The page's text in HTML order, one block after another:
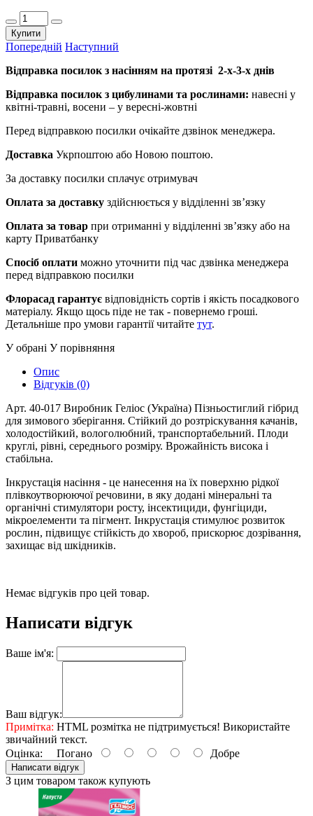
Купити
Попередній Наступний
Відправка посилок з насінням на протязі 2-х-3-х днів
Відправка посилок з цибулинами та рослинами: навесні у
квітні-травні, восени – у вересні-жовтні
Перед відправкою посилки очікайте дзвінок менеджера.
Доставка Укрпоштою або Новою поштою.
За доставку посилки сплачує отримувач
Оплата за доставку здійснюється у відділенні зв’язку
Оплата за товар при отриманні у відділенні зв’язку або на
карту Приватбанку
Спосіб оплати можно уточнити під час дзвінка менеджера
перед відправкою посилки
Флорасад гарантує відповідність сортів і якість посадкового
матеріалу. Якщо щось піде не так - повернемо гроші.
Детальніше про умови гарантії читайте тут.
У обрані У порівняння
Опис
Відгуків (0)
Арт. 40-017 Виробник Геліос (Україна) Пізньостиглий гібрид
для зимового зберігання. Стійкий до розтріскування качанів,
холодостійкий, вологолюбний, транспортабельний. Плоди
круглі, рівні, середнього розміру. Врожайність висока і
стабільна.
Інкрустація насіння - це нанесення на їх поверхню рідкої
плівкоутворюючої речовини, в яку додані мінеральні та
органічні стимулятори росту, інсектициди, фунгіциди,
мікроелементи та пігмент. Інкрустація стимулює розвиток
рослин, підвищує стійкість до хвороб, прискорює дозрівання,
захищає від шкідників.
Немає відгуків про цей товар.
Написати відгук
Ваше ім'я:
Ваш відгук:
Примітка: HTML розмітка не підтримується! Використайте
звичайний текст.
Оцінка: Погано Добре
Написати відгук
З цим товаром також купують